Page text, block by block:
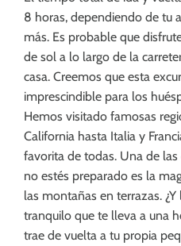
8 horas, dependiendo de tu
más. Es probable que
de sol a lo largo de la
casa. Creemos que esta
imprescindible para los
Hemos visitado famosas
California hasta Italia y
favorita de todas. Una de las
no estés preparado es la
las montañas en terrazas.
tranquilo que te lleva a una
trae de vuelta a tu propia